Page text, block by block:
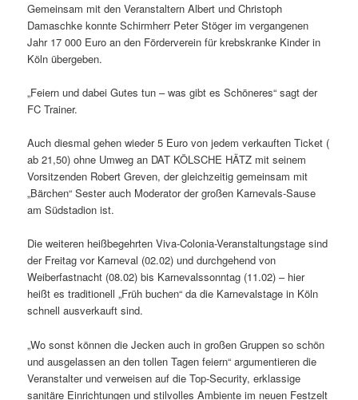
Gemeinsam mit den Veranstaltern Albert und Christoph
Damaschke konnte Schirmherr Peter Stöger im vergangenen
Jahr 17 000 Euro an den Förderverein für krebskranke Kinder in
Köln übergeben.
„Feiern und dabei Gutes tun – was gibt es Schöneres“ sagt der
FC Trainer.
Auch diesmal gehen wieder 5 Euro von jedem verkauften Ticket (
ab 21,50) ohne Umweg an DAT KÖLSCHE HÄTZ mit seinem
Vorsitzenden Robert Greven, der gleichzeitig gemeinsam mit
„Bärchen“ Sester auch Moderator der großen Karnevals-Sause
am Südstadion ist.
Die weiteren heißbegehrten Viva-Colonia-Veranstaltungstage sind
der Freitag vor Karneval (02.02) und durchgehend von
Weiberfastnacht (08.02) bis Karnevalssonntag (11.02) – hier
heißt es traditionell „Früh buchen“ da die Karnevalstage in Köln
schnell ausverkauft sind.
„Wo sonst können die Jecken auch in großen Gruppen so schön
und ausgelassen an den tollen Tagen feiern“ argumentieren die
Veranstalter und verweisen auf die Top-Security, erklassige
sanitäre Einrichtungen und stilvolles Ambiente im neuen Festzelt